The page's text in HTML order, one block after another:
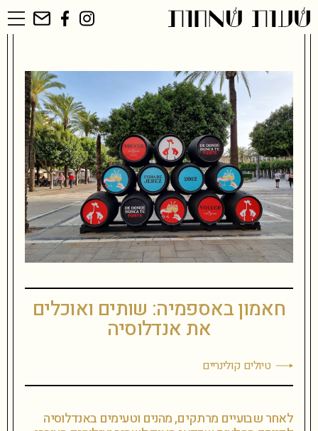
שִׂים
לֵב:
בְּאֲתָר
זֶה
הַמְּסַיַּעַת
לִנְגִישׁוּת
טיולים קולינריים
חאמון באספמיה: שותים ואוכלים
את אנדלוסיה
לאחר שבועיים מרתקים, מהנים וטעימים באנדלוסיה